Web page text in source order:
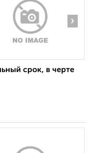
›
срок, в черте